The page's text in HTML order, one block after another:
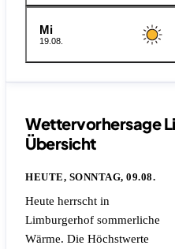
Mi
19.08.
Wettervorhersage
Übersicht
HEUTE, SONNTAG, 09.08.
Heute herrscht in
Limburgerhof sommerliche
Wärme. Die Höchstwerte